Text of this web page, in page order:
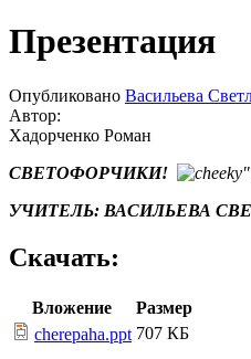
Презентация
Опубликовано Васильева
Автор:
Хадорченко Роман
CВЕТОФОРЧИКИ!
УЧИТЕЛЬ: ВАСИЛЬЕВА
Скачать:
Вложение
Размер
cherepaha.ppt 707 КБ